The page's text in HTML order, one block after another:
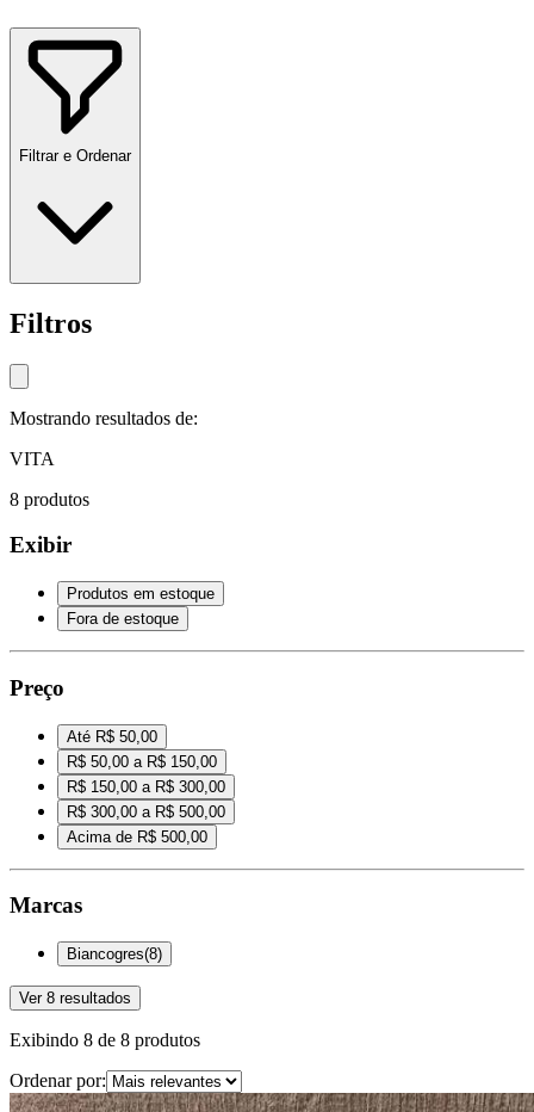
Filtrar e Ordenar
Filtros
Mostrando resultados de:
VITA
8 produtos
Exibir
Produtos em estoque
Fora de estoque
Preço
Até R$ 50,00
R$ 50,00 a R$ 150,00
R$ 150,00 a R$ 300,00
R$ 300,00 a R$ 500,00
Acima de R$ 500,00
Marcas
Biancogres(8)
Ver 8 resultados
Exibindo 8 de 8 produtos
Ordenar por: